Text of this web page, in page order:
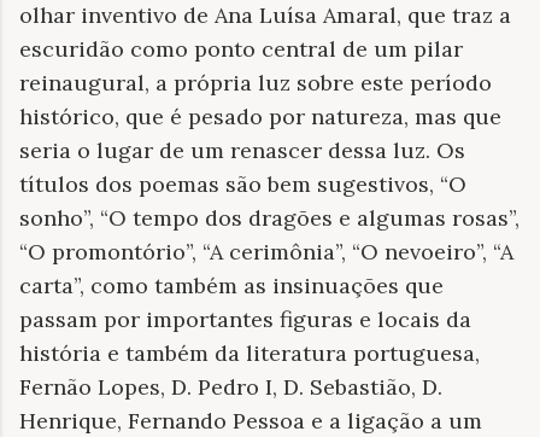
olhar inventivo de Ana Luísa Amaral, que traz a
escuridão como ponto central de um pilar
reinaugural, a própria luz sobre este período
histórico, que é pesado por natureza, mas que
seria o lugar de um renascer dessa luz. Os
títulos dos poemas são bem sugestivos, “O
sonho”, “O tempo dos dragões e algumas rosas”,
“O promontório”, “A cerimônia”, “O nevoeiro”, “A
carta”, como também as insinuações que
passam por importantes figuras e locais da
história e também da literatura portuguesa,
Fernão Lopes, D. Pedro I, D. Sebastião, D.
Henrique, Fernando Pessoa e a ligação a um